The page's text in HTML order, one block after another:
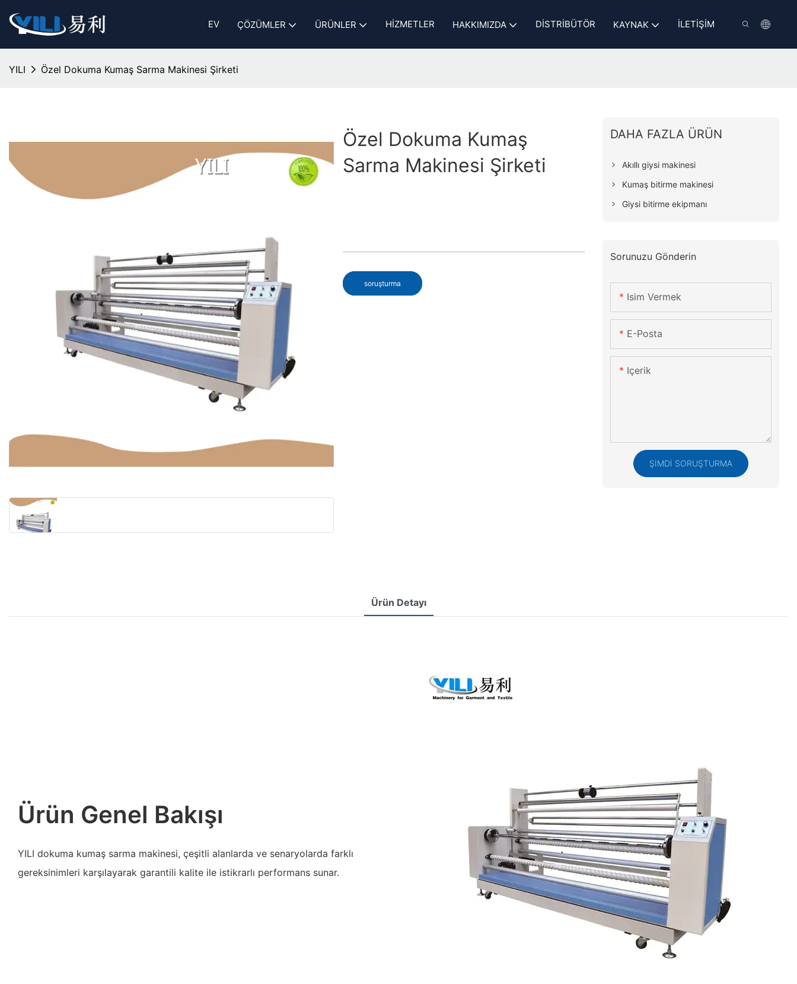
EV ÇÖZÜMLER ÜRÜNLER HIZMETLER HAKKIMIZDA DISTRIBÜTÖR KAYNAK İLETIŞIM
YILI Özel Dokuma Kumaş Sarma Makinesi Şirketi
Özel Dokuma Kumaş
Sarma Makinesi Şirketi
soruşturma
DAHA FAZLA ÜRÜN
Akıllı giysi makinesi
Kumaş bitirme makinesi
Giysi bitirme ekipmanı
Sorunuzu Gönderin
Isim Vermek
E-Posta
Içerik
ŞIMDI SORUŞTURMA
Ürün Detayı
Ürün Genel Bakışı
YILI dokuma kumaş sarma makinesi, çeşitli alanlarda ve senaryolarda farklı
gereksinimleri karşılayarak garantili kalite ile istikrarlı performans sunar.